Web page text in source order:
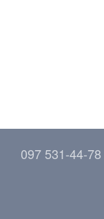
097 531-44-78